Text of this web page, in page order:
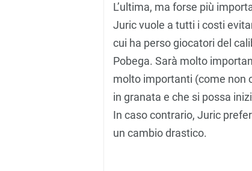
L’ultima, ma forse più
Juric vuole a tutti i costi
cui ha perso giocatori del
Pobega. Sarà molto
molto importanti (come non
in granata e che si possa
In caso contrario, Juric
un cambio drastico.